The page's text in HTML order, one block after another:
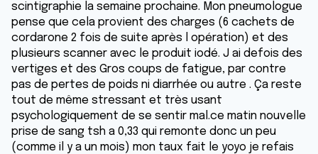
scintigraphie la semaine prochaine. Mon pneumologue
pense que cela provient des charges (6 cachets de
cordarone 2 fois de suite après l opération) et des
plusieurs scanner avec le produit iodé. J ai defois des
vertiges et des Gros coups de fatigue, par contre
pas de pertes de poids ni diarrhée ou autre . Ça reste
tout de même stressant et très usant
psychologiquement de se sentir mal.ce matin nouvelle
prise de sang tsh a 0,33 qui remonte donc un peu
(comme il y a un mois) mon taux fait le yoyo je refais